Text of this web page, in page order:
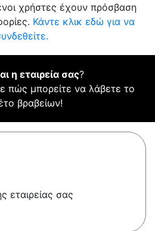
χρήστες έχουν πρόσβαση
Κάντε κλικ εδώ για να
η εταιρεία σας?
πώς μπορείτε να λάβετε το
βραβείων!
εταιρείας σας